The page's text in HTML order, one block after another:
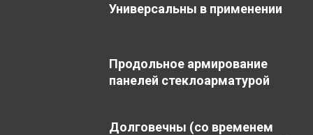
Универсальны в применении
Продольное армирование
панелей стеклоарматурой
Долговечны (со временем